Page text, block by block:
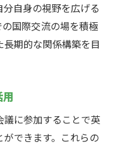
自身の視野を広げる
国際交流の場を積極
期的な関係構築を目
に参加することで英
できます。これらの